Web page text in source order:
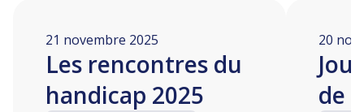
21 novembre 2025
Les rencontres du
handicap 2025
20
de